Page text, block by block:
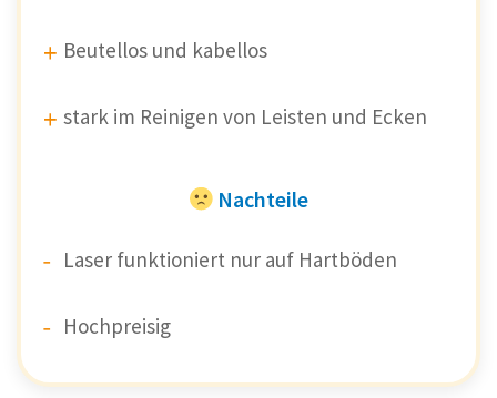
Beutellos und kabellos
stark im Reinigen von Leisten und Ecken
Nachteile
Laser funktioniert nur auf Hartböden
Hochpreisig